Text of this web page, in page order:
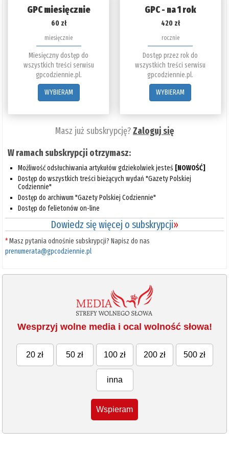
GPC miesięcznie
60 zł
miesięcznie
Miesięczny dostęp do
wszystkich treści serwisu
gpcodziennie.pl.
WYBIERAM
GPC - na 1 rok
420 zł
rocznie
Dostęp przez rok do
wszystkich treści serwisu
gpcodziennie.pl.
WYBIERAM
Masz już subskrypcję?Zaloguj się
W ramach subskrypcji otrzymasz:
Możliwość odsłuchiwania artykułów gdziekolwiek jesteś [NOWOŚĆ]
Dostęp do wszystkich treści bieżących wydań "Gazety Polskiej
Codziennie"
Dostęp do archiwum "Gazety Polskiej Codziennie"
Dostęp do felietonów on-line
Dowiedz się więcej o subskrypcji»
*Masz pytania odnośnie subskrypcji? Napisz do nas
prenumerata@gpcodziennie.pl
Wesprzyj wolne media i ocal wolność słowa!
20 zł 50 zł 100 zł 200 zł 500 zł
inna
Wspieram